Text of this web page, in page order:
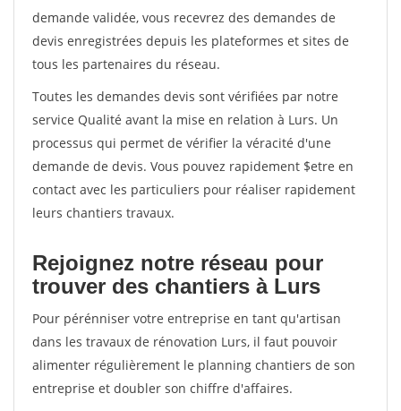
demande validée, vous recevrez des demandes de
devis enregistrées depuis les plateformes et sites de
tous les partenaires du réseau.
Toutes les demandes devis sont vérifiées par notre
service Qualité avant la mise en relation à Lurs. Un
processus qui permet de vérifier la véracité d'une
demande de devis. Vous pouvez rapidement $etre en
contact avec les particuliers pour réaliser rapidement
leurs chantiers travaux.
Rejoignez notre réseau pour
trouver des chantiers à Lurs
Pour pérénniser votre entreprise en tant qu'artisan
dans les travaux de rénovation Lurs, il faut pouvoir
alimenter régulièrement le planning chantiers de son
entreprise et doubler son chiffre d'affaires.